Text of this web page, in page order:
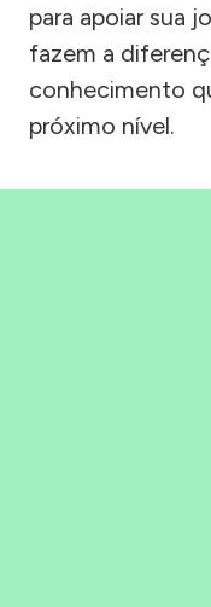
para apoiar sua
fazem a
conhecimento
próximo nível.